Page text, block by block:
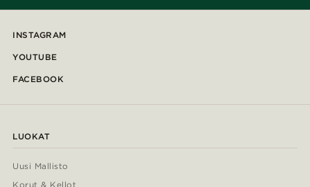
INSTAGRAM
YOUTUBE
FACEBOOK
LUOKAT
Uusi Mallisto
Korut & Kellot